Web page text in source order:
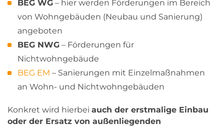
BEG WG – hier werden Förderungen im Bereich
von Wohngebäuden (Neubau und Sanierung)
angeboten
BEG NWG – Förderungen für
Nichtwohngebäude
BEG EM – Sanierungen mit Einzelmaßnahmen
an Wohn- und Nichtwohngebäuden
Konkret wird hierbei auch der erstmalige Einbau
oder der Ersatz von außenliegenden